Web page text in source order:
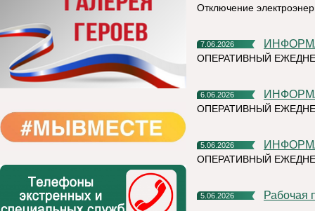
Отключение
7.06.2026
ОПЕРАТИВНЫЙ
6.06.2026
ОПЕРАТИВНЫЙ
5.06.2026
ОПЕРАТИВНЫЙ
5.06.2026